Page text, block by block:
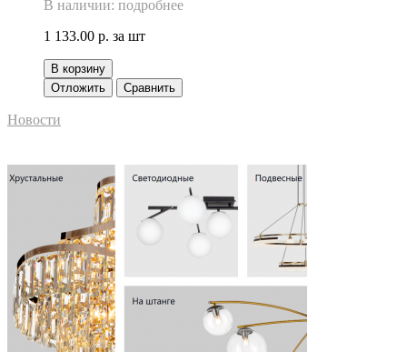
В наличии: подробнее
1 133.00 р. за шт
В корзину
Отложить
Сравнить
Новости